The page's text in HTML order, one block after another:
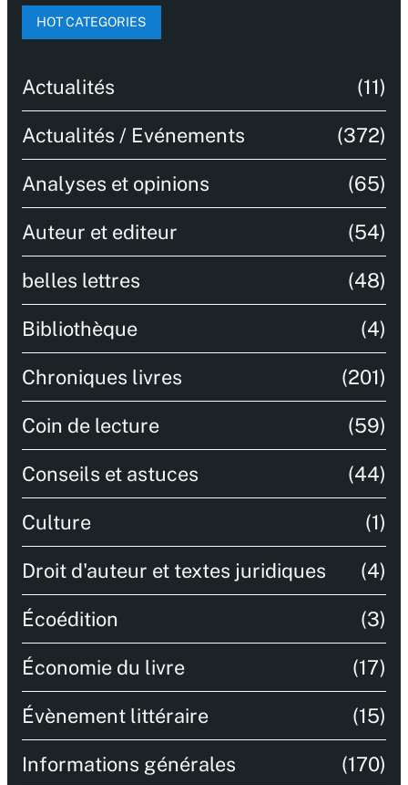
HOT CATEGORIES
Actualités (11)
Actualités / Evénements (372)
Analyses et opinions (65)
Auteur et editeur (54)
belles lettres (48)
Bibliothèque (4)
Chroniques livres (201)
Coin de lecture (59)
Conseils et astuces (44)
Culture (1)
Droit d'auteur et textes juridiques (4)
Écoédition (3)
Économie du livre (17)
Évènement littéraire (15)
Informations générales (170)